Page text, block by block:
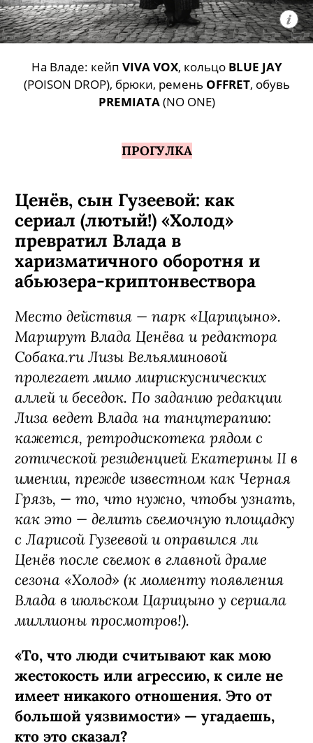
На Владе: кейп VIVA VOX, кольцо BLUE JAY
(POISON DROP), брюки, ремень OFFRET, обувь
PREMIATA(NO ONE)
ПРОГУЛКА
Ценёв, сын Гузеевой: как
сериал (лютый!) «Холод»
превратил Влада в
харизматичного оборотня и
абьюзера-криптонвествора
Место действия — парк «Царицыно».
Маршрут Влада Ценёва и редактора
Собака.ru Лизы Вельяминовой
пролегает мимо мирискуснических
аллей и беседок. По заданию редакции
Лиза ведет Влада на танцтерапию:
кажется, ретродискотека рядом с
готической резиденцией Екатерины II в
имении, прежде известном как Черная
Грязь, — то, что нужно, чтобы узнать,
как это — делить съемочную площадку
с Ларисой Гузеевой и оправился ли
Ценёв после съемок в главной драме
сезона «Холод» (к моменту появления
Влада в июльском Царицыно у сериала
миллионы просмотров!).
«То, что люди считывают как мою
жестокость или агрессию, к силе не
имеет никакого отношения. Это от
большой уязвимости» — угадаешь,
кто это сказал?